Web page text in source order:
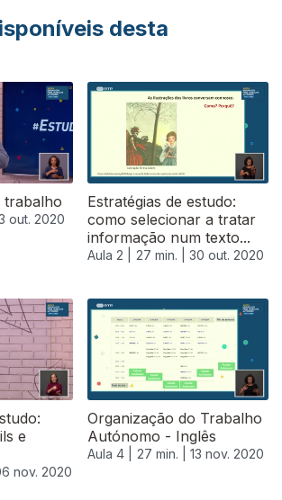
desta
trabalho
out. 2020
Estratégias de estudo:
como selecionar a tratar
informação num texto...
Aula 2 | 27 min. | 30 out. 2020
e
nov. 2020
Organização do Trabalho
Autónomo - Inglês
Aula 4 | 27 min. | 13 nov. 2020